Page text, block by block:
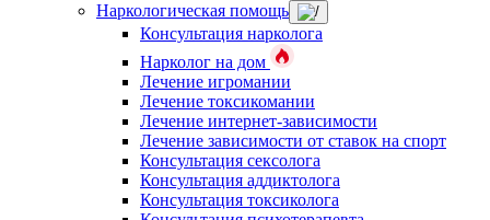
Наркологическая помощь
Консультация нарколога
Нарколог на дом
Лечение игромании
Лечение токсикомании
Лечение интернет-зависимости
Лечение зависимости от ставок на спорт
Консультация сексолога
Консультация аддиктолога
Консультация токсиколога